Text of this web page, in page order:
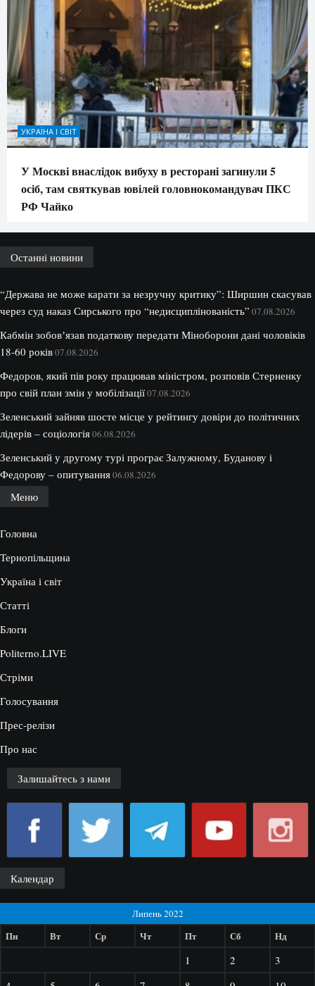
УКРАЇНА І СВІТ
У Москві внаслідок вибуху в ресторані загинули 5
осіб, там святкував ювілей головнокомандувач ПКС
РФ Чайко
Останні новини
“Держава не може карати за незручну критику”: Ширшин скасував
через суд наказ Сирського про “недисциплінованість” 07.08.2026
Кабмін зобовʼязав податкову передати Міноборони дані чоловіків
18-60 років07.08.2026
Федоров, який пів року працював міністром, розповів Стерненку
про свій план змін у мобілізації07.08.2026
Зеленський зайняв шосте місце у рейтингу довіри до політичних
лідерів – соціологія06.08.2026
Зеленський у другому турі програє Залужному, Буданову і
Федорову – опитування06.08.2026
Меню
Головна
Тернопільщина
Україна і світ
Статті
Блоги
Politerno.LIVE
Стріми
Голосування
Прес-релізи
Про нас
Залишайтесь з нами
Календар
Липень 2022
Пн Вт Ср Чт Пт Сб Нд
1 2
3